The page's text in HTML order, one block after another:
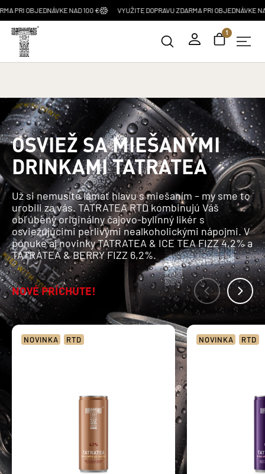
NAD 100 € VYUŽITE DOPRAVU ZDARMA PRI OBJEDNÁVKE NAD 100 €
1
OSVIEŽ SA MIEŠANÝMI
DRINKAMI TATRATEA
Už si nemusíte lámať hlavu s miešaním – my sme to
urobili za vás. TATRATEA RTD kombinujú Váš
obľúbený originálny čajovo-bylinný likér s
osviežujúcimi perlivými nealkoholickými nápojmi. V
ponuke aj novinky TATRATEA & ICE TEA FIZZ 4,2% a
TATRATEA & BERRY FIZZ 6,2%.
NOVÉ PRÍCHUTE!
NOVINKA RTD NOVINKA RTD